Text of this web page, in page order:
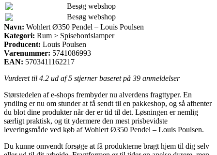
Besøg webshop
Besøg webshop
Navn: Wohlert Ø350 Pendel – Louis Poulsen
Kategori: Rum > Spisebordslamper
Producent: Louis Poulsen
Varenummer: 5741086993
EAN: 5703411162217
Vurderet til 4.2 ud af 5 stjerner baseret på 39 anmeldelser
Størstedelen af e-shops frembyder nu alverdens fragttyper. En
yndling er nu om stunder at få sendt til en pakkeshop, og så afhenter
du blot dine produkter når der er tid til det. Løsningen er nemlig
særligt praktisk, og tit ydermere den mest prisbevidste
leveringsmåde ved køb af Wohlert Ø350 Pendel – Louis Poulsen.
Du kunne omvendt forsøge at få produkterne bragt hjem til dig selv